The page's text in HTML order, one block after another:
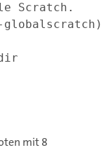
Scratch.
mit 8